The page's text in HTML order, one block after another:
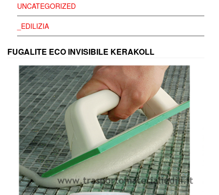
UNCATEGORIZED
_EDILIZIA
FUGALITE ECO INVISIBILE KERAKOLL